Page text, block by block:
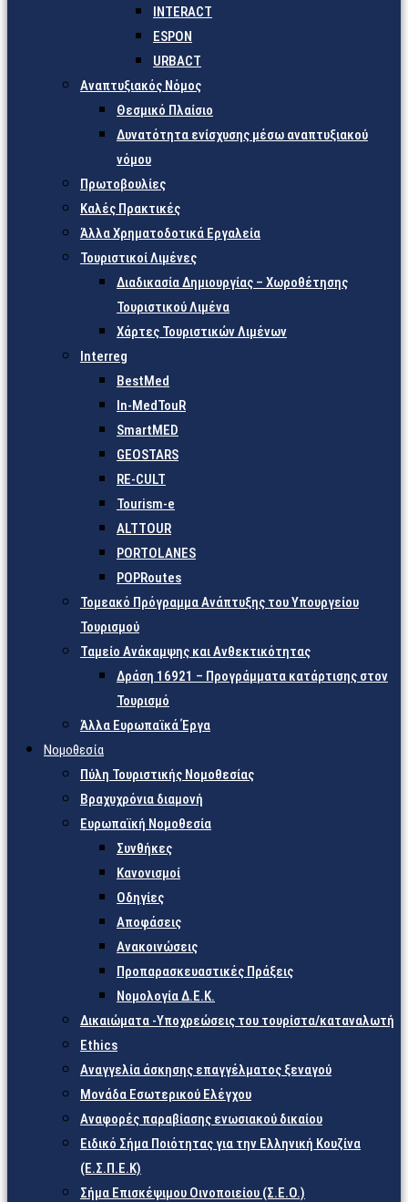
INTERACT
ESPON
URBACT
Αναπτυξιακός Νόμος
Θεσμικό Πλαίσιο
Δυνατότητα ενίσχυσης μέσω αναπτυξιακού
νόμου
Πρωτοβουλίες
Καλές Πρακτικές
Άλλα Χρηματοδοτικά Εργαλεία
Τουριστικοί Λιμένες
Διαδικασία Δημιουργίας – Χωροθέτησης
Τουριστικού Λιμένα
Χάρτες Τουριστικών Λιμένων
Interreg
BestMed
In-MedTouR
SmartMED
GEOSTARS
RE-CULT
Tourism-e
ALTTOUR
PORTOLANES
POPRoutes
Τομεακό Πρόγραμμα Ανάπτυξης του Υπουργείου
Τουρισμού
Ταμείο Ανάκαμψης και Ανθεκτικότητας
Δράση 16921 – Προγράμματα κατάρτισης στον
Τουρισμό
Άλλα Ευρωπαϊκά Έργα
Νομοθεσία
Πύλη Τουριστικής Νομοθεσίας
Βραχυχρόνια διαμονή
Ευρωπαϊκή Νομοθεσία
Συνθήκες
Κανονισμοί
Οδηγίες
Αποφάσεις
Ανακοινώσεις
Προπαρασκευαστικές Πράξεις
Νομολογία Δ.Ε.Κ.
Δικαιώματα -Υποχρεώσεις του τουρίστα/καταναλωτή
Ethics
Αναγγελία άσκησης επαγγέλματος ξεναγού
Μονάδα Εσωτερικού Ελέγχου
Αναφορές παραβίασης ενωσιακού δικαίου
Ειδικό Σήμα Ποιότητας για την Ελληνική Κουζίνα
(Ε.Σ.Π.Ε.Κ)
Σήμα Επισκέψιμου Οινοποιείου (Σ.Ε.Ο.)